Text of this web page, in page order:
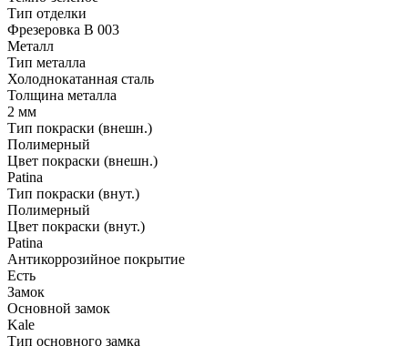
Тип отделки
Фрезеровка B 003
Металл
Тип металла
Холоднокатанная сталь
Толщина металла
2 мм
Тип покраски (внешн.)
Полимерный
Цвет покраски (внешн.)
Patina
Тип покраски (внут.)
Полимерный
Цвет покраски (внут.)
Patina
Антикоррозийное покрытие
Есть
Замок
Основной замок
Kale
Тип основного замка